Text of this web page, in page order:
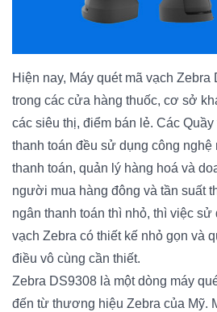
Hiện nay, Máy quét mã vạch
trong các cửa hàng thuốc, cơ sở
các siêu thị, điểm bán lẻ. Các
thanh toán đều sử dụng công nghệ
thanh toán, quản lý hàng hoá và
người mua hàng đông và tần suất
ngân thanh toán thì nhỏ, thì việc sử
vạch Zebra có thiết kế nhỏ gọn và
điều vô cùng cần thiết.
Zebra DS9308 là một dòng máy
đến từ thương hiệu Zebra của Mỹ.